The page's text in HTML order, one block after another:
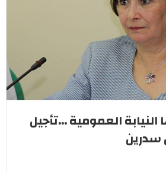
العمومية ...تأجيل